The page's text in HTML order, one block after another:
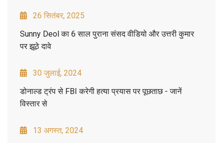
26 सितंबर, 2025
Sunny Deol का 6 साल पुराना संसद वीडियो और उत्तरी कुमार
पर झूठे दावे
30 जुलाई, 2024
डोनाल्ड ट्रंप से FBI करेगी हत्या प्रयास पर पूछताछ - जानें
विस्तार से
13 अगस्त, 2024